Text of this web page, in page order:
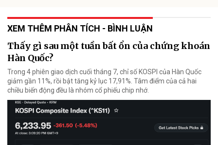
XEM THÊM PHÂN TÍCH - BÌNH LUẬN
Thấy gì sau một tuần bất ổn của chứng khoán
Hàn Quốc?
Trong 4 phiên giao dịch cuối tháng 7, chỉ số KOSPI của Hàn Quốc
giảm gần 11%, rồi bật tăng kỷ lục 17,91%. Tâm điểm của cả hai
chiều biến động đều là nhóm cổ phiếu chip nhớ.